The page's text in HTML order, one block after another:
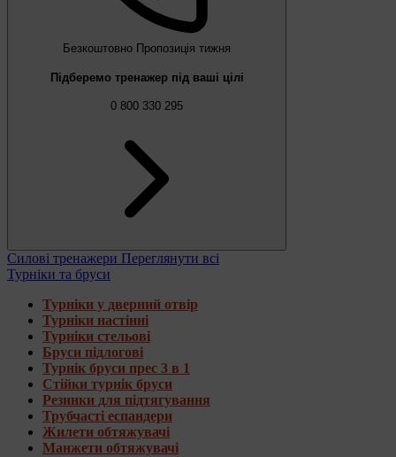
Безкоштовно Пропозиція тижня
Підберемо тренажер під ваші цілі
0 800 330 295
Силові тренажери Переглянути всі
Турніки та бруси
Турніки у дверний отвір
Турніки настінні
Турніки стельові
Бруси підлогові
Турнік бруси прес 3 в 1
Стійки турнік бруси
Резинки для підтягування
Трубчасті еспандери
Жилети обтяжувачі
Манжети обтяжувачі